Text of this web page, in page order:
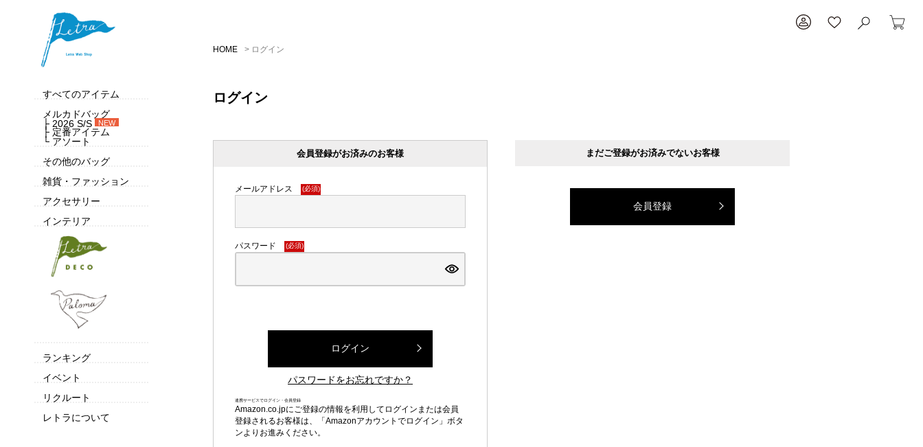
すべてのアイテム
メルカドバッグ
├ 2026 S/S
NEW
├ 定番アイテム
└ アソート
その他のバッグ
雑貨・ファッション
アクセサリー
インテリア
ランキング
イベント
リクルート
レトラについて
HOME ログイン
ログイン
会員登録がお済みのお客様
メールアドレス (必須)
パスワード (必須)
ログイン
パスワードをお忘れですか？
連携サービスでログイン・会員登録
Amazon.co.jpにご登録の情報を利用してログインまたは会員
登録されるお客様は、「Amazonアカウントでログイン」ボタ
ンよりお進みください。
まだご登録がお済みでないお客様
会員登録